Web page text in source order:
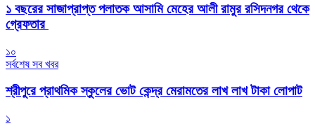
১ বছরের সাজাপ্রাপ্ত পলাতক আসামি মেহের আলী রামুর রসিদনগর থেকে
গ্রেফতার ‎
১০
সর্বশেষ সব খবর
শ্রীপুরে প্রাথমিক স্কুলের ভোট কেন্দ্র মেরামতের লাখ লাখ টাকা লোপাট
১